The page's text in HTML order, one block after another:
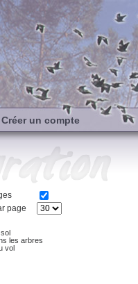
Créer un compte
page
les arbres
vol